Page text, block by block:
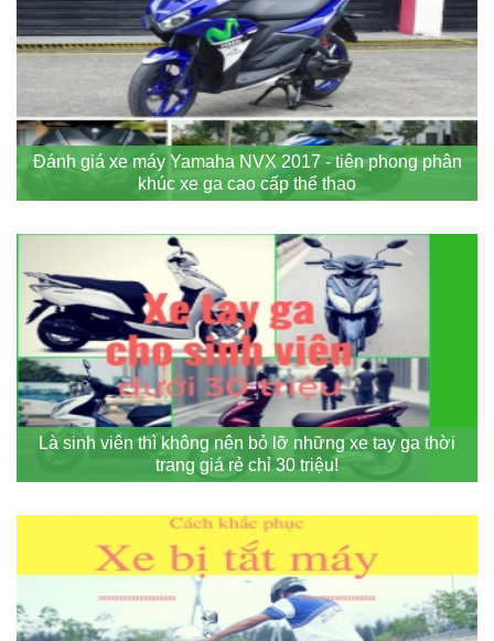
Đánh giá xe máy Yamaha NVX 2017 - tiên phong phân
khúc xe ga cao cấp thể thao
Là sinh viên thì không nên bỏ lỡ những xe tay ga thời
trang giá rẻ chỉ 30 triệu!